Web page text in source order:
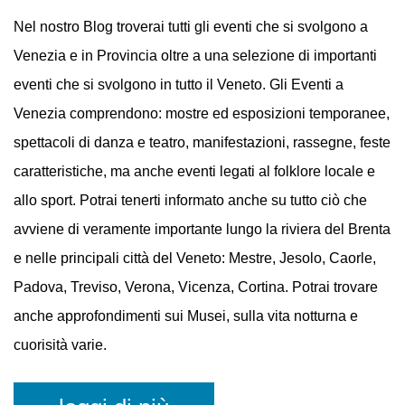
EVENTI A VENEZIA
Nel nostro Blog troverai tutti gli eventi che si svolgono a
Venezia e in Provincia oltre a una selezione di importanti
eventi che si svolgono in tutto il Veneto. Gli Eventi a
Venezia comprendono: mostre ed esposizioni temporanee,
spettacoli di danza e teatro, manifestazioni, rassegne, feste
caratteristiche, ma anche eventi legati al folklore locale e
allo sport. Potrai tenerti informato anche su tutto ciò che
avviene di veramente importante lungo la riviera del Brenta
e nelle principali città del Veneto: Mestre, Jesolo, Caorle,
Padova, Treviso, Verona, Vicenza, Cortina. Potrai trovare
cuorisità varie.